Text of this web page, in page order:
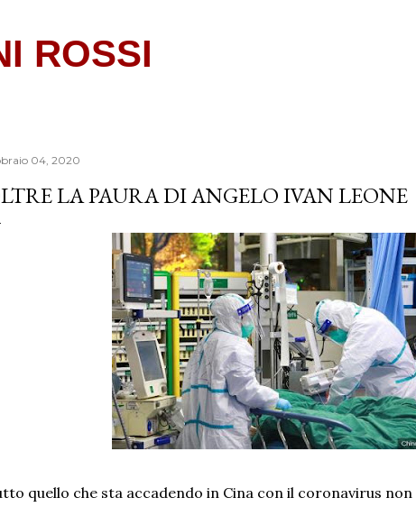
ROSSI
04, 2020
LA PAURA DI ANGELO IVAN LEONE
quello che sta accadendo in Cina con il coronavirus